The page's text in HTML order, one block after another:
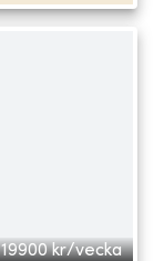
kr/vecka